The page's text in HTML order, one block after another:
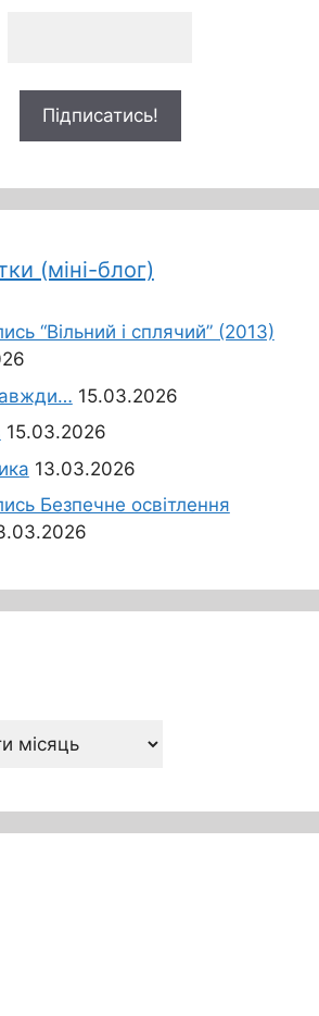
(міні-блог)
“Вільний і сплячий” (2013)
15.03.2026
15.03.2026
13.03.2026
Безпечне освітлення